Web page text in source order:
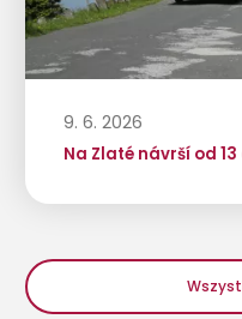
9. 6. 2026
Na Zlaté návrší od